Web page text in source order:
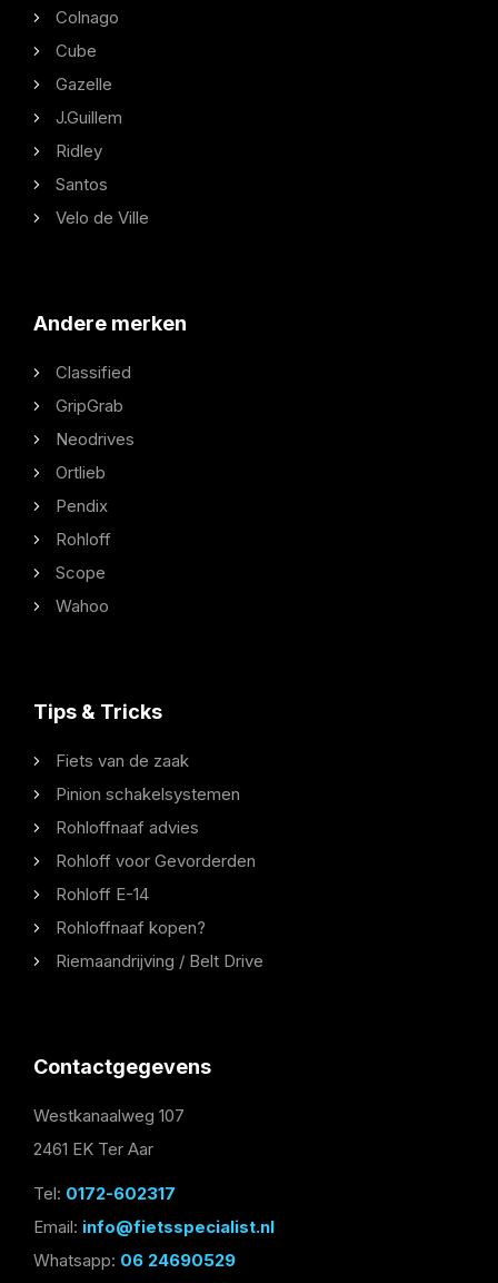
Colnago
Cube
Gazelle
J.Guillem
Ridley
Santos
Velo de Ville
Andere merken
Classified
GripGrab
Neodrives
Ortlieb
Pendix
Rohloff
Scope
Wahoo
Tips & Tricks
Fiets van de zaak
Pinion schakelsystemen
Rohloffnaaf advies
Rohloff voor Gevorderden
Rohloff E-14
Rohloffnaaf kopen?
Riemaandrijving / Belt Drive
Contactgegevens
Westkanaalweg 107
2461 EK Ter Aar
Tel: 0172-602317
Email: info@fietsspecialist.nl
Whatsapp: 06 24690529